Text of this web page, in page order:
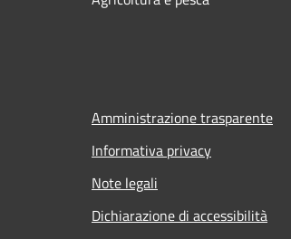
Amministrazione trasparente
Informativa privacy
Note legali
Dichiarazione di accessibilità